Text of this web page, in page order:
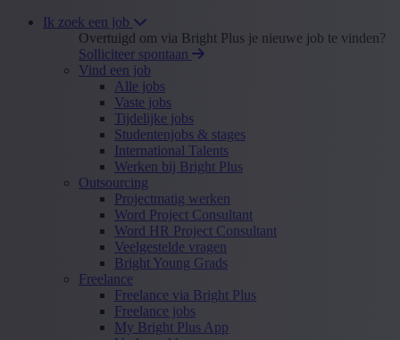
Ik zoek een job
Overtuigd om via Bright Plus je nieuwe job te vinden?
Solliciteer spontaan
Vind een job
Alle jobs
Vaste jobs
Tijdelijke jobs
Studentenjobs & stages
International Talents
Werken bij Bright Plus
Outsourcing
Projectmatig werken
Word Project Consultant
Word HR Project Consultant
Veelgestelde vragen
Bright Young Grads
Freelance
Freelance via Bright Plus
Freelance jobs
My Bright Plus App